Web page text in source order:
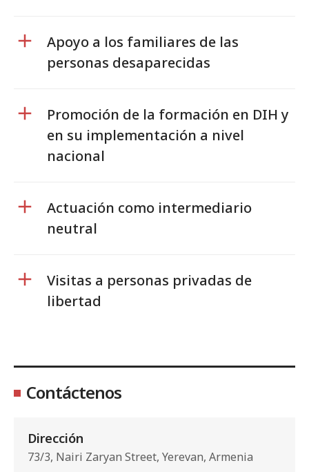
Apoyo a los familiares de las
personas desaparecidas
Promoción de la formación en DIH y
en su implementación a nivel
nacional
Actuación como intermediario
neutral
Visitas a personas privadas de
libertad
Contáctenos
Dirección
73/3, Nairi Zaryan Street, Yerevan, Armenia